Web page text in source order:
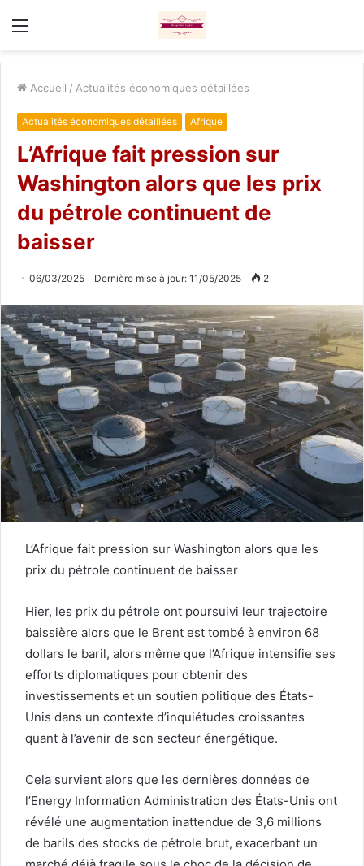
Menu
Accueil / Actualités économiques détaillées
Actualités économiques détaillées Afrique
L’Afrique fait pression sur
Washington alors que les prix
du pétrole continuent de
baisser
06/03/2025 Dernière mise à jour: 11/05/2025 2
L’Afrique fait pression sur Washington alors que les
prix du pétrole continuent de baisser
Hier, les prix du pétrole ont poursuivi leur trajectoire
baissière alors que le Brent est tombé à environ 68
dollars le baril, alors même que l’Afrique intensifie ses
efforts diplomatiques pour obtenir des
investissements et un soutien politique des États-
Unis dans un contexte d’inquiétudes croissantes
quant à l’avenir de son secteur énergétique.
Cela survient alors que les dernières données de
l’Energy Information Administration des États-Unis ont
révélé une augmentation inattendue de 3,6 millions
de barils des stocks de pétrole brut, exacerbant un